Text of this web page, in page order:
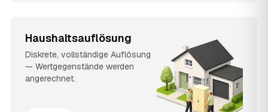
Haushaltsauflösung
Diskrete, vollständige Auflösung
— Wertgegenstände werden
angerechnet.